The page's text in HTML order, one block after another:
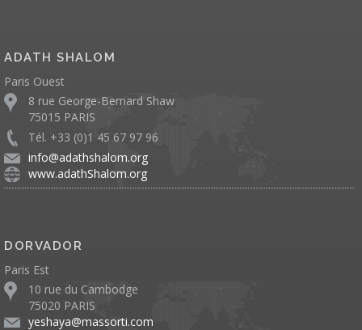
ADATH SHALOM
Paris Ouest
8 rue George-Bernard Shaw
75015 PARIS
Tél. +33 (0)1 45 67 97 96
info@adathshalom.org
www.adathShalom.org
DORVADOR
Paris Est
10 rue du Cambodge
75020 PARIS
yeshaya@massorti.com